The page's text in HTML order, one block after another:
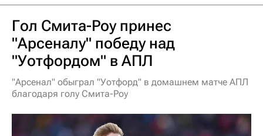
Гол Смита-Роу принес
"Арсеналу" победу над
"Уотфордом" в АПЛ
"Арсенал" обыграл "Уотфорд" в домашнем матче АПЛ
благодаря голу Смита-Роу